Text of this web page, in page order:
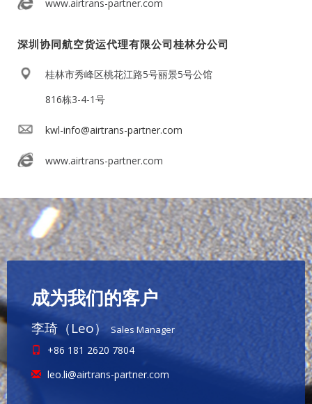
www.airtrans-partner.com
深圳协同航空货运代理有限公司桂林分公司
桂林市秀峰区桃花江路5号丽景5号公馆
816栋3-4-1号
kwl-info@airtrans-partner.com
www.airtrans-partner.com
成为我们的客户
李琦（Leo） Sales Manager
+86 181 2620 7804
leo.li@airtrans-partner.com